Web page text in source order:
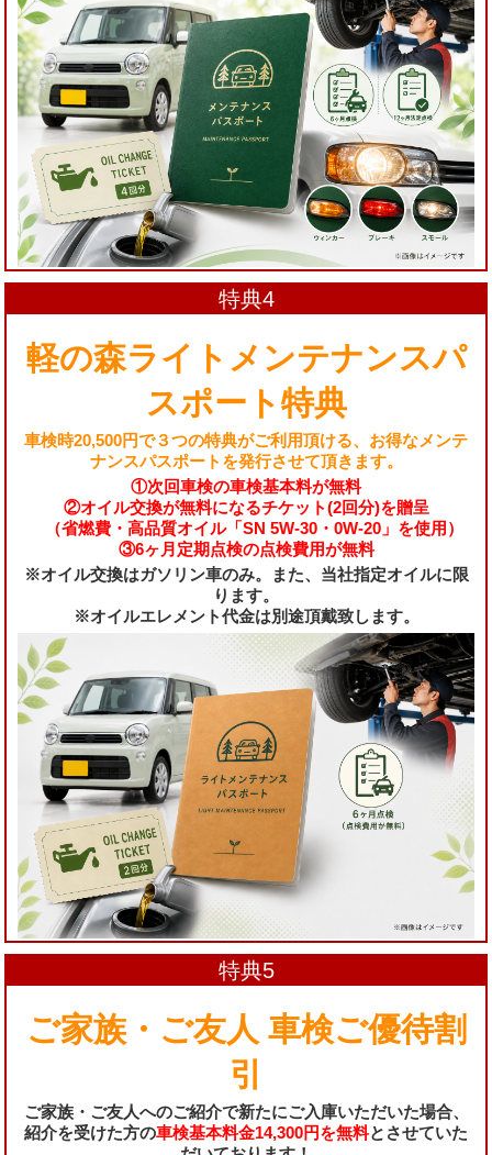
特典4
軽の森ライトメンテナンスパ
スポート特典
車検時20,500円で３つの特典がご利用頂ける、お得なメンテ
ナンスパスポートを発行させて頂きます。
①次回車検の車検基本料が無料
②オイル交換が無料になるチケット(2回分)を贈呈
（省燃費・高品質オイル「SN 5W-30・0W-20」を使用）
③6ヶ月定期点検の点検費用が無料
※オイル交換はガソリン車のみ。また、当社指定オイルに限
ります。
※オイルエレメント代金は別途頂戴致します。
特典5
ご家族・ご友人 車検ご優待割
引
ご家族・ご友人へのご紹介で新たにご入庫いただいた場合、
紹介を受けた方の車検基本料金14,300円を無料とさせていた